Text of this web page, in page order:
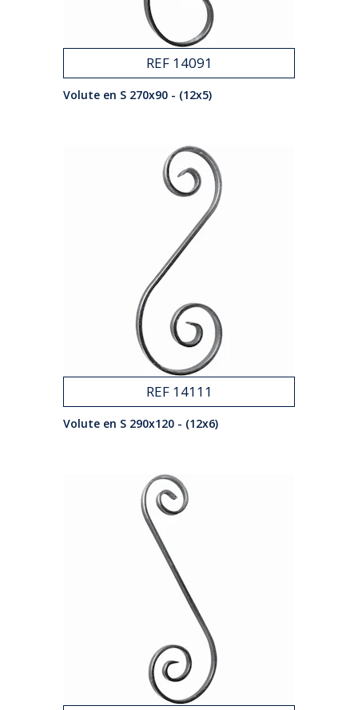
REF 14091
Volute en S 270x90 - (12x5)
REF 14111
Volute en S 290x120 - (12x6)